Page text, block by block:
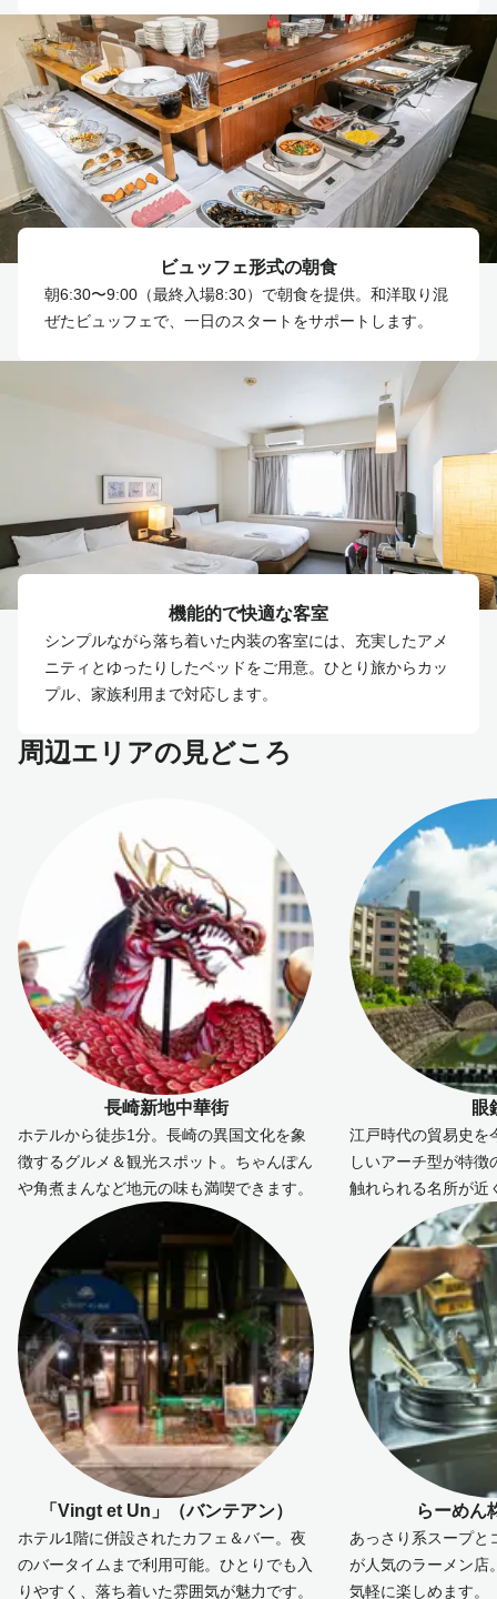
ビュッフェ形式の朝食
朝6:30〜9:00（最終入場8:30）で朝食を提供。和洋取り混
ぜたビュッフェで、一日のスタートをサポートします。
機能的で快適な客室
シンプルながら落ち着いた内装の客室には、充実したアメ
ニティとゆったりしたベッドをご用意。ひとり旅からカッ
プル、家族利用まで対応します。
周辺エリアの見どころ
長崎新地中華街
ホテルから徒歩1分。長崎の異国文化を象
徴するグルメ＆観光スポット。ちゃんぽん
や角煮まんなど地元の味も満喫できます。
眼
江戸時代の貿易史を
しいアーチ型が特徴
触れられる名所が近
「Vingt et Un」（バンテアン）
ホテル1階に併設されたカフェ＆バー。夜
のバータイムまで利用可能。ひとりでも入
りやすく、落ち着いた雰囲気が魅力です。
らーめん
あっさり系スープと
が人気のラーメン店
気軽に楽しめます。